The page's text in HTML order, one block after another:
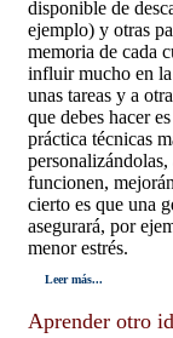
disponible de
ejemplo) y otras
memoria de cada
influir mucho en
unas tareas y a
que debes hacer
práctica técnicas
funcionen,
cierto es que una
asegurará, por
menor estrés.
Leer más...
Aprender otro